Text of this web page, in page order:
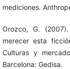
mediciones.
Orozco, G.
merecer esta
Culturas y
Barcelona: Gedisa.